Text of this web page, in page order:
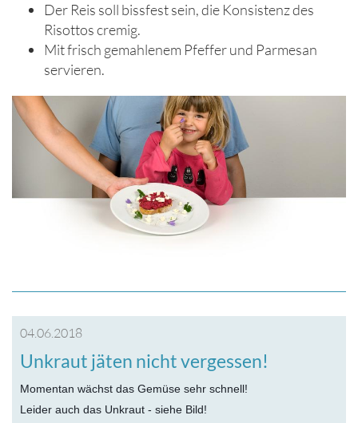
Der Reis soll bissfest sein, die Konsistenz des
Risottos cremig.
Mit frisch gemahlenem Pfeffer und Parmesan
servieren.
04.06.2018
Unkraut jäten nicht vergessen!
Momentan wächst das Gemüse sehr schnell!
Leider auch das Unkraut - siehe Bild!